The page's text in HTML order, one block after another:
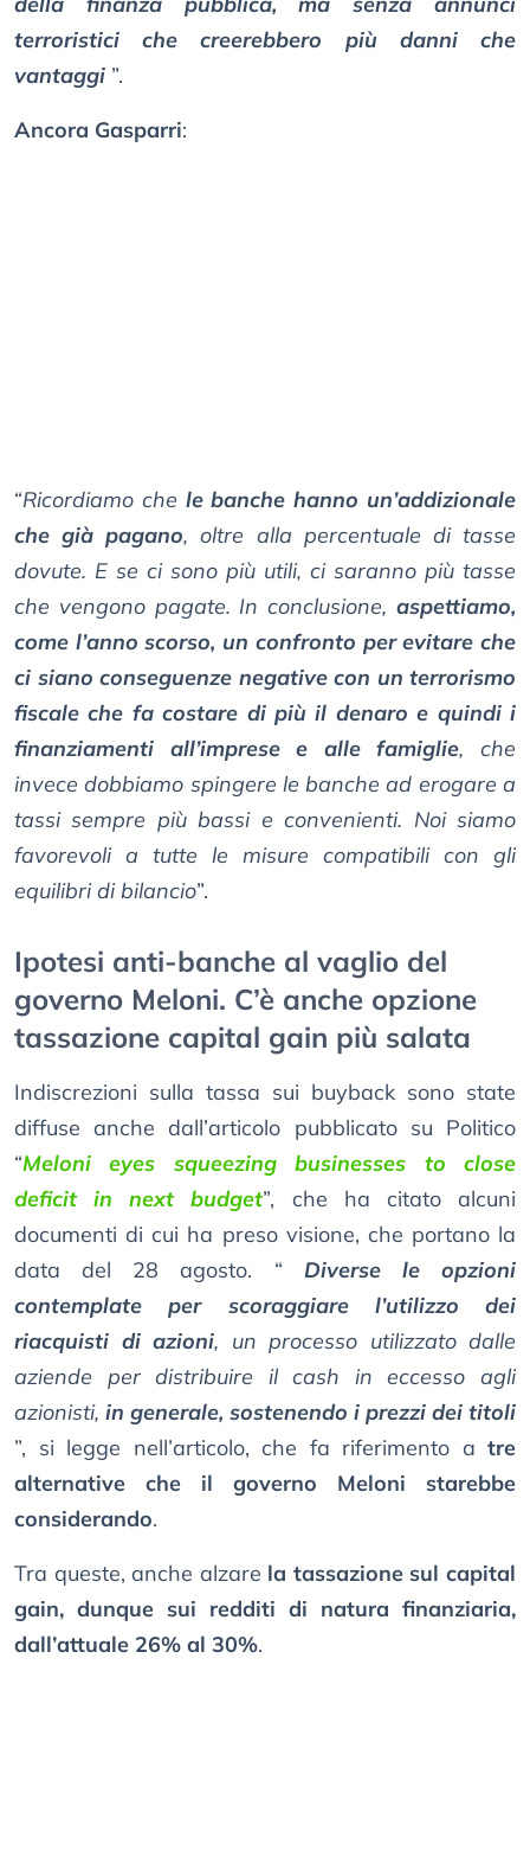
terroristici che creerebbero più danni che
vantaggi ”.
Ancora Gasparri:
“Ricordiamo che le banche hanno un’addizionale
che già pagano, oltre alla percentuale di tasse
dovute. E se ci sono più utili, ci saranno più tasse
che vengono pagate. In conclusione, aspettiamo,
come l’anno scorso, un confronto per evitare che
ci siano conseguenze negative con un terrorismo
fiscale che fa costare di più il denaro e quindi i
finanziamenti all’imprese e alle famiglie, che
invece dobbiamo spingere le banche ad erogare a
tassi sempre più bassi e convenienti. Noi siamo
favorevoli a tutte le misure compatibili con gli
equilibri di bilancio”.
Ipotesi anti-banche al vaglio del
governo Meloni. C’è anche opzione
tassazione capital gain più salata
Indiscrezioni sulla tassa sui buyback sono state
diffuse anche dall’articolo pubblicato su Politico
“Meloni eyes squeezing businesses to close
deficit in next budget”, che ha citato alcuni
documenti di cui ha preso visione, che portano la
data del 28 agosto. “
Diverse le opzioni
contemplate per scoraggiare l’utilizzo dei
riacquisti di azioni, un processo utilizzato dalle
aziende per distribuire il cash in eccesso agli
azionisti, in generale, sostenendo i prezzi dei titoli
”, si legge nell’articolo, che fa riferimento a tre
alternative che il governo Meloni starebbe
considerando.
Tra queste, anche alzare la tassazione sul capital
gain, dunque sui redditi di natura finanziaria,
dall’attuale 26% al 30%.